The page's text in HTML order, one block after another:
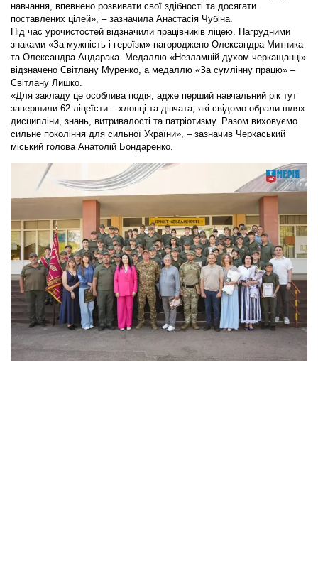
навчання, впевнено розвивати свої здібності та досягати
поставлених цілей», – зазначила Анастасія Чубіна.
Під час урочистостей відзначили працівників ліцею. Нагрудними
знаками «За мужність і героїзм» нагороджено Олександра Митника
та Олександра Андарака. Медаллю «Незламній духом черкащанці»
відзначено Світлану Муренко, а медаллю «За сумлінну працю» –
Світлану Лишко.
«Для закладу це особлива подія, адже перший навчальний рік тут
завершили 62 ліцеїсти – хлопці та дівчата, які свідомо обрали шлях
дисципліни, знань, витривалості та патріотизму. Разом виховуємо
сильне покоління для сильної України», – зазначив Черкаський
міський голова Анатолій Бондаренко.